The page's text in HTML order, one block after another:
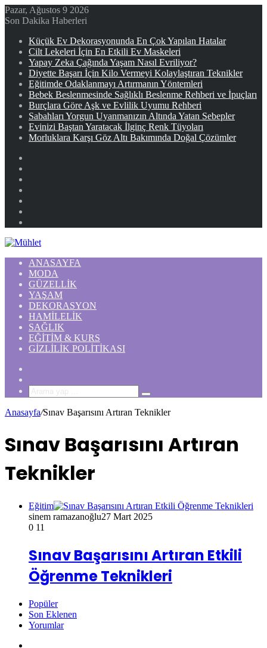
Pazar, Ağustos 9 2026
Son Dakika Haberleri
Küçük Ev Dekorasyonunda En Çok Yapılan Hatalar
Cilt Lekeleri İçin En Etkili Ev Maskeleri
Yapay Zeka Çağında Yaşam Nasıl Evriliyor?
Diyette Başarı İçin Kilo Vermeyi Kolaylaştıran Teknikler
Eğitimde Odaklanmayı Artırmanın Yöntemleri
Bebek Beslenmesinde Sağlıklı Beslenme Rehberi ve İpuçları
Burçlara Göre Aşk ve Evlilik Uyumu Rehberi
Sabahları Yorgun Uyanmanızın Altında Yatan Sebepler
Evinizi Baştan Yaratacak İlginç Renk Tüyoları
Morluklara Karşı Göz Altı Bakımında Doğal Çözümler
ANASAYFA
MODA
GÜZELLIK
YAŞAM
DEKORASYON
HAMILELIK
SAĞLIK
EĞITIM & KURS
GIZLILIK POLITIKASI
Arama
yap
...
Anasayfa/Sınav Başarısını Artıran Teknikler
Sınav Başarısını Artıran
Teknikler
Eğitim
sinem ramazanoğlu27 Mart 2025
0 11
Sınav Başarısını Artıran Etkili
Öğrenme Teknikleri
Popüler
Son Eklenen
Yorumlar